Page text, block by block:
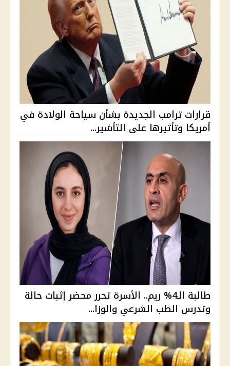
قرارات ترامب الجديدة بشأن سياحة الولادة في
أمريكا وتأثيرها على التأشير...
طالبة الـ4% ريم.. الأسرة تحرر محضر إثبات حالة
وتدرس الطب الشرعي والوزا...